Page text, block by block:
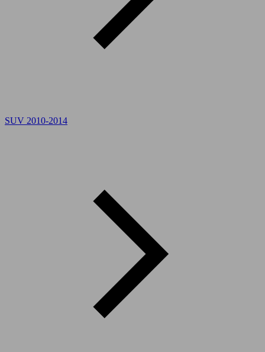
SUV 2010-2014